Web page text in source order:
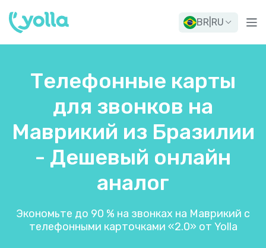
BR RU
Телефонные карты
для звонков на
Маврикий из Бразилии
- Дешевый онлайн
аналог
Экономьте до 90 % на звонках на Маврикий с
телефонными карточками «2.0» от Yolla